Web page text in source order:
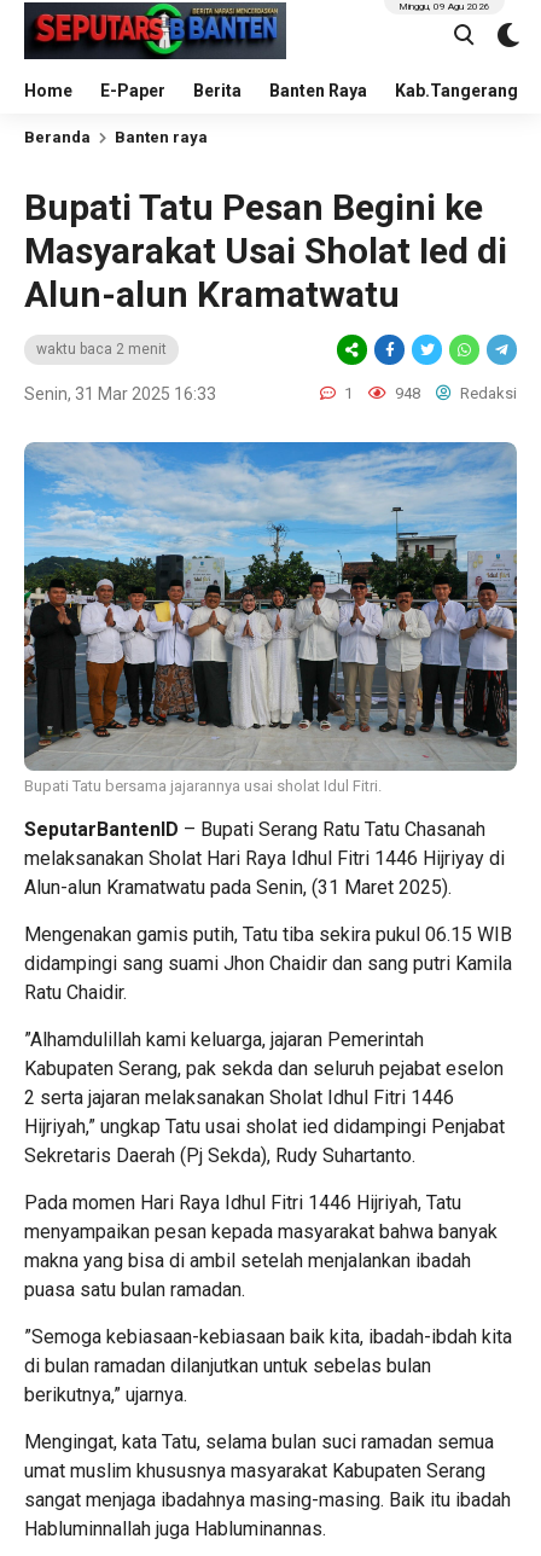
Home E-Paper Berita Banten Raya Kab.Tangerang
Minggu, 09 Agu 2026
Beranda Banten raya
Bupati Tatu Pesan Begini ke
Masyarakat Usai Sholat Ied di
Alun-alun Kramatwatu
waktu baca 2 menit
Senin, 31 Mar 2025 16:33 1 948 Redaksi
Bupati Tatu bersama jajarannya usai sholat Idul Fitri.
SeputarBantenID – Bupati Serang Ratu Tatu Chasanah
melaksanakan Sholat Hari Raya Idhul Fitri 1446 Hijriyay di
Alun-alun Kramatwatu pada Senin, (31 Maret 2025).
Mengenakan gamis putih, Tatu tiba sekira pukul 06.15 WIB
didampingi sang suami Jhon Chaidir dan sang putri Kamila
Ratu Chaidir.
”Alhamdulillah kami keluarga, jajaran Pemerintah
Kabupaten Serang, pak sekda dan seluruh pejabat eselon
2 serta jajaran melaksanakan Sholat Idhul Fitri 1446
Hijriyah,” ungkap Tatu usai sholat ied didampingi Penjabat
Sekretaris Daerah (Pj Sekda), Rudy Suhartanto.
Pada momen Hari Raya Idhul Fitri 1446 Hijriyah, Tatu
menyampaikan pesan kepada masyarakat bahwa banyak
makna yang bisa di ambil setelah menjalankan ibadah
puasa satu bulan ramadan.
”Semoga kebiasaan-kebiasaan baik kita, ibadah-ibdah kita
di bulan ramadan dilanjutkan untuk sebelas bulan
berikutnya,” ujarnya.
Mengingat, kata Tatu, selama bulan suci ramadan semua
umat muslim khususnya masyarakat Kabupaten Serang
sangat menjaga ibadahnya masing-masing. Baik itu ibadah
Habluminnallah juga Habluminannas.